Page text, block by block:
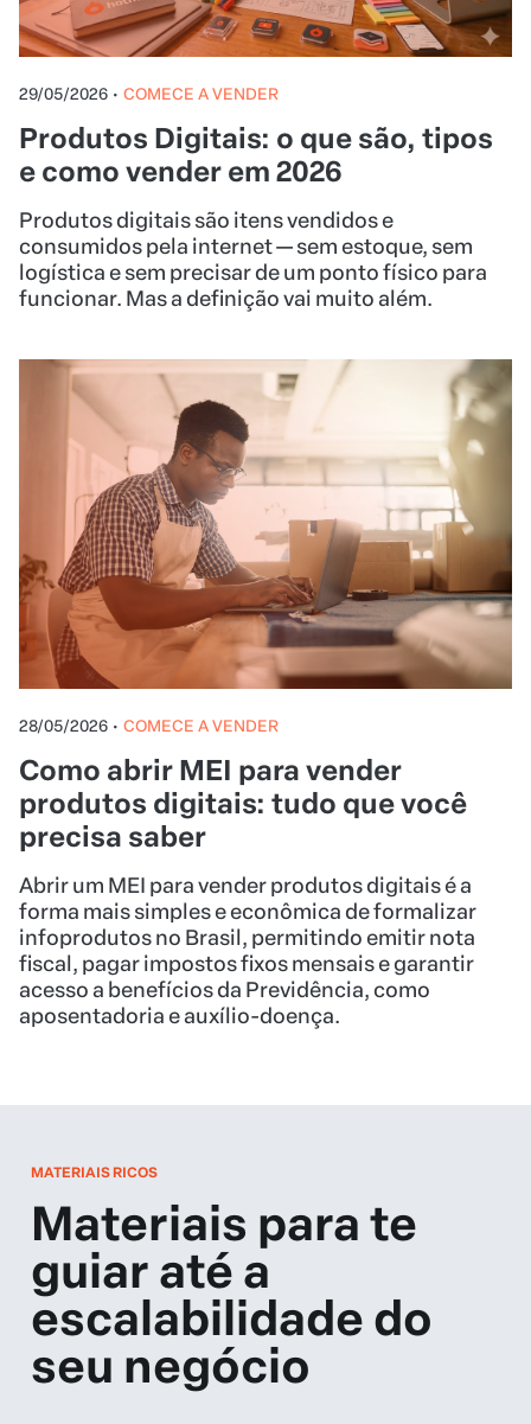
Produtos digitais são itens vendidos e
consumidos pela internet — sem estoque, sem
funcionar. Mas a definição vai muito além.
28/05/2026•COMECE A VENDER
Como abrir MEI para vender
produtos digitais: tudo que você
precisa saber
Abrir um MEI para vender produtos digitais é a
infoprodutos no Brasil, permitindo emitir nota
fiscal, pagar impostos fixos mensais e garantir
acesso a benefícios da Previdência, como
aposentadoria e auxílio-doença.
MATERIAIS RICOS
Materiais para te
escalabilidade do
seu negócio
EBOOK